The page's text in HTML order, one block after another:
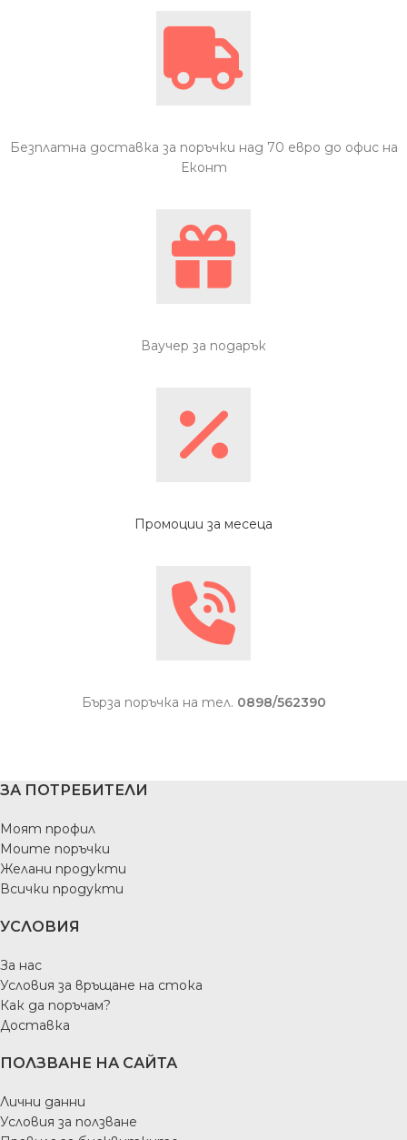
Безплатна доставка за поръчки над 70 евро до офис на
Еконт
Ваучер за подарък
Промоции за месеца
Бърза поръчка на тел. 0898/562390
ЗА ПОТРЕБИТЕЛИ
Моят профил
Моите поръчки
Желани продукти
Всички продукти
УСЛОВИЯ
За нас
Условия за връщане на стока
Как да поръчам?
Доставка
ПОЛЗВАНЕ НА САЙТА
Лични данни
Условия за ползване